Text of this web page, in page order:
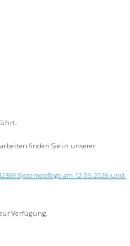
finden Sie in unserer
Systemepflege-am-12-05-2026-und-
Verfügung.